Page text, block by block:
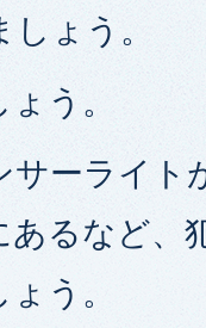
ょう。
う。
サーライト
あるなど、
う。